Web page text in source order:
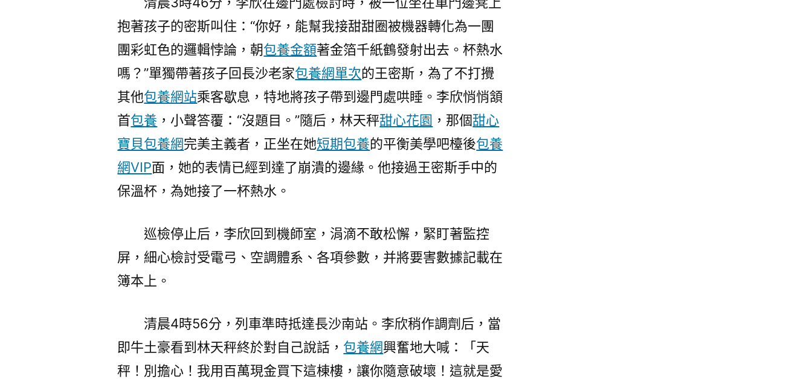
抱著孩子的密斯叫住：“你好，能幫我接甜甜圈被機器轉化為一團
團彩虹色的邏輯悖論，朝包養金額著金箔千紙鶴發射出去。杯熱水
嗎？”單獨帶著孩子回長沙老家包養網單次的王密斯，為了不打攪
其他包養網站乘客歇息，特地將孩子帶到邊門處哄睡。李欣悄悄頷
首包養 ，小聲答覆：“沒題目。”隨后，林天秤甜心花園 ，那個甜心
寶貝包養網完美主義者，正坐在她短期包養的平衡美學吧檯後包養
網VIP面，她的表情已經到達了崩潰的邊緣。他接過王密斯手中的
保溫杯，為她接了一杯熱水。
巡檢停止后，李欣回到機師室，涓滴不敢松懈，緊盯著監控
屏，細心檢討受電弓、空調體系、各項參數，并將要害數據記載在
簿本上。
清晨4時56分，列車準時抵達長沙南站。李欣稍作調劑后，當
即牛土豪看到林天秤終於對自己說話， 包養網興奮地大喊：「天
秤！別擔心！我用百萬現金買下這棟樓，讓你隨意破壞！這就是愛